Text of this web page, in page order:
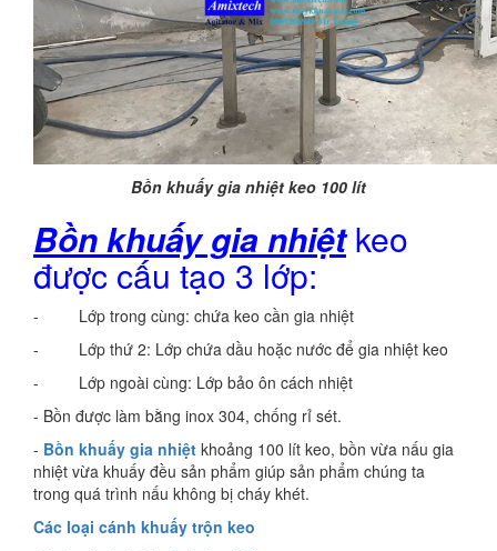
Bồn khuấy gia nhiệt keo 100 lít
Bồn khuấy gia nhiệtkeo
được cấu tạo 3 lớp:
- Lớp trong cùng: chứa keo cần gia nhiệt
- Lớp thứ 2: Lớp chứa dầu hoặc nước để gia nhiệt keo
- Lớp ngoài cùng: Lớp bảo ôn cách nhiệt
- Bồn được làm bằng inox 304, chống rỉ sét.
- Bồn khuấy gia nhiệt khoảng 100 lít keo, bồn vừa nấu gia
nhiệt vừa khuấy đều sản phẩm giúp sản phẩm chúng ta
trong quá trình nấu không bị cháy khét.
Các loại cánh khuấy trộn keo